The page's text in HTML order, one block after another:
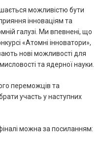
можливістю бути
інноваціям та
галузі. Ми впевнені, що
«Атомні інноватори»,
нові можливості для
та ядерної науки.
переможців та
участь у наступних
можна за посиланням: